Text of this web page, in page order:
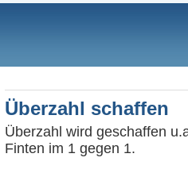
Überzahl schaffen
Überzahl wird geschaffen
Finten im 1 gegen 1.